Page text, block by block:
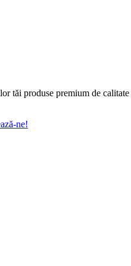
tăi produse premium de calitate
ne!